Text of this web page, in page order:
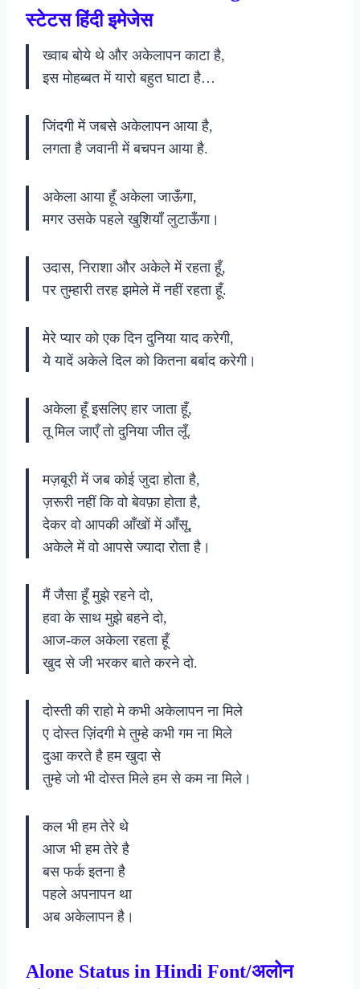
स्टेटस हिंदी इमेजेस
ख्वाब बोये थे और अकेलापन काटा है,
इस मोहब्बत में यारो बहुत घाटा है…
जिंदगी में जबसे अकेलापन आया है,
लगता है जवानी में बचपन आया है.
अकेला आया हूँ अकेला जाऊँगा,
मगर उसके पहले खुशियाँ लुटाऊँगा।
उदास, निराशा और अकेले में रहता हूँ,
पर तुम्हारी तरह झमेले में नहीं रहता हूँ.
मेरे प्यार को एक दिन दुनिया याद करेगी,
ये यादें अकेले दिल को कितना बर्बाद करेगी।
अकेला हूँ इसलिए हार जाता हूँ,
तू मिल जाएँ तो दुनिया जीत लूँ.
मज़बूरी में जब कोई जुदा होता है,
ज़रूरी नहीं कि वो बेवफ़ा होता है,
देकर वो आपकी आँखों में आँसू,
अकेले में वो आपसे ज्यादा रोता है।
मैं जैसा हूँ मुझे रहने दो,
हवा के साथ मुझे बहने दो,
आज-कल अकेला रहता हूँ
खुद से जी भरकर बाते करने दो.
दोस्ती की राहो मे कभी अकेलापन ना मिले
ए दोस्त ज़िंदगी मे तुम्हे कभी गम ना मिले
दुआ करते है हम खुदा से
तुम्हे जो भी दोस्त मिले हम से कम ना मिले।
कल भी हम तेरे थे
आज भी हम तेरे है
बस फर्क इतना है
पहले अपनापन था
अब अकेलापन है।
Alone Status in Hindi Font/अलोन